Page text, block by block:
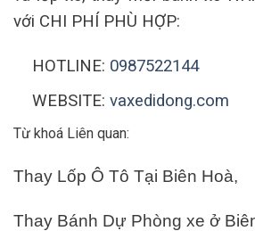
với CHI PHÍ PHÙ HỢP:
HOTLINE: 0987522144
WEBSITE: vaxedidong.com
Từ khoá Liên quan:
Thay Lốp Ô Tô Tại Biên Hoà,
Thay Bánh Dự Phòng xe ở